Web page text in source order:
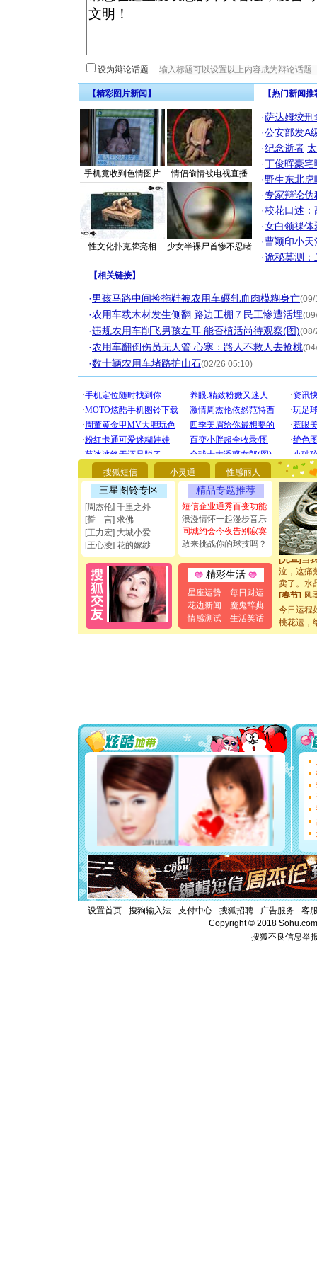
设为辩论话题
【精彩图片新闻】
手机竟收到色情图片 情侣偷情被电视直播
性文化扑克牌亮相 少女半裸尸首惨不忍睹
【热门新闻
·萨达姆绞刑
·公安部发A
·纪念逝者
·丁俊晖豪
·野生东北
·专家辩论伪
·校花口述：
·女白领祼体
·曹颖印小天
·诡秘莫测：
【相关链接】
·男孩马路中间捡拖鞋被农用车碾轧血肉模糊身亡(09/
·农用车载木材发生侧翻 路边工棚７民工惨遭活埋
·违规农用车削飞男孩左耳 能否植活尚待观察(图)(08/
·农用车翻倒伤员无人管 心寒：路人不救人去抢桃
·数十辆农用车堵路护山石(02/26 05:10)
搜狐短信 小灵通 性感丽人
三星图铃专区
[周杰伦] 千里之外
[誓 言] 求佛
[王力宏] 大城小爱
[王心凌] 花的嫁纱
精品专题推荐
短信企业通秀百变功能
浪漫情怀一起漫步音乐
同城约会今夜告别寂寞
敢来挑战你的球技吗？
精彩生活
星座运势
每日财运
花边新闻
魔鬼辞典
情感测试
生活笑话
你太多
要平安
[圣诞节]
能正大
都要快乐
[圣诞节]
如意,快
[元旦]看
断电。爱
你是我专
[元旦]如
起；二是
离。水晶
[元旦]当
泣，这痛
卖了。水
[春节] 风
颜！冬去
道一声平
[春节]传
片叶子是
[圣诞节]
如意,快
[元旦]
断电。
你是我
[元旦]
如
起；二
离。水
[元旦]
当
泣，这
卖了。水
[春节]风
颜！冬去
道一声平
[春节]传
片叶子是
送你一棵
今日运程
桃花运，
设置首页 - 搜狗输入法 - 支付中心 - 搜狐招聘 - 广告服务 - 客
Copyright © 2018
搜狐不良信息举